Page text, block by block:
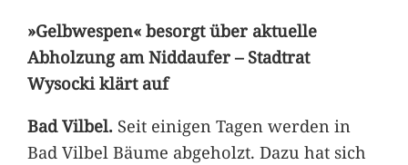
»Gelbwespen« besorgt über aktuelle
Abholzung am Niddaufer – Stadtrat
Wysocki klärt auf
Bad Vilbel.Seit einigen Tagen werden in
Bad Vilbel Bäume abgeholzt. Dazu hat sich